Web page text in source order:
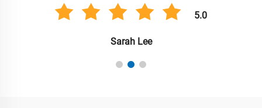
5.0
Sarah Lee